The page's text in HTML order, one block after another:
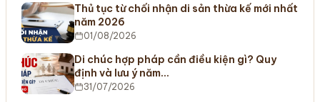
Thủ tục từ chối nhận di sản thừa kế mới nhất
năm 2026
01/08/2026
Di chúc hợp pháp cần điều kiện gì? Quy
định và lưu ý năm…
31/07/2026